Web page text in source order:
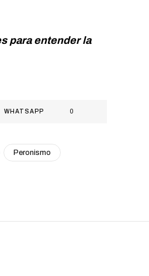
para entender la
WHATSAPP 0
Peronismo